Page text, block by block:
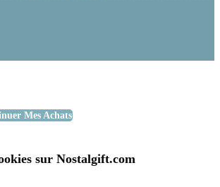
Mes Achats
sur Nostalgift.com